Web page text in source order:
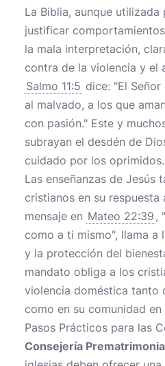
La Biblia, aunque utilizada
justificar
la mala interpretación,
contra de la violencia y el
Salmo 11:5 dice: "El
al malvado, a los que
con pasión." Este y
subrayan el desdén de
cuidado por los oprimidos.
Las enseñanzas de Jesús
cristianos en su respuesta
mensaje en Mateo 22:39 ,
como a ti mismo", llama a
y la protección del
mandato obliga a los
violencia doméstica tanto
como en su comunidad en
Pasos Prácticos para las
Consejería